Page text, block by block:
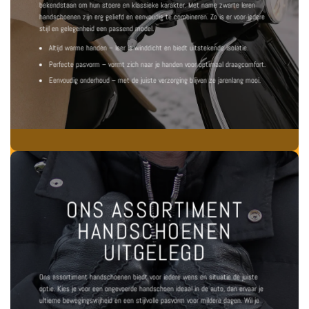
bekendstaan om hun stoere en klassieke karakter. Met namezwarte leren
handschoenenzijn erg geliefd en eenvoudig te combineren. Zo is er voor iedere
stijl en gelegenheid een passend model.
Altijd warme handen – leer is winddicht en biedt uitstekende isolatie.
Perfecte pasvorm – vormt zich naar je handen voor optimaal draagcomfort.
Eenvoudig onderhoud – met de juiste verzorging blijven ze jarenlang mooi.
ONS ASSORTIMENT
HANDSCHOENEN
UITGELEGD
Ons assortiment handschoenen biedt voor iedere wens en situatie de juiste
optie. Kies je voor eenongevoerde handschoen ideaal in de auto, dan ervaar je
ultieme bewegingsvrijheid en een stijlvolle pasvorm voor mildere dagen. Wil je